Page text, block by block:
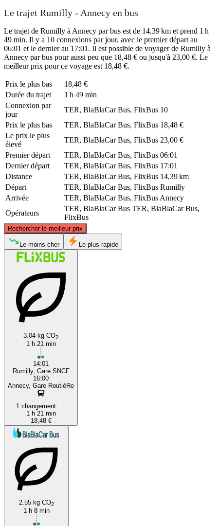
Le trajet Rumilly - Annecy en bus
Le trajet de Rumilly à Annecy par bus est de 14,39 km et prend 1 h
49 min. Il y a 10 connexions par jour, avec le premier départ au
06:01 et le dernier au 17:01. Il est possible de voyager de Rumilly à
Annecy par bus pour aussi peu que 18,48 € ou jusqu'à 23,00 €. Le
meilleur prix pour ce voyage est 18,48 €.
Prix ​​le plus bas
18,48 €
Durée du trajet
1 h 49 min
Connexion par
jour
TER, BlaBlaCar Bus, FlixBus 10
Prix ​​le plus bas
TER, BlaBlaCar Bus, FlixBus 18,48 €
Le prix le plus
élevé
TER, BlaBlaCar Bus, FlixBus 23,00 €
Premier départ
TER, BlaBlaCar Bus, FlixBus 06:01
Dernier départ
TER, BlaBlaCar Bus, FlixBus 17:01
Distance
TER, BlaBlaCar Bus, FlixBus 14,39 km
Départ
TER, BlaBlaCar Bus, FlixBus Rumilly
Arrivée
TER, BlaBlaCar Bus, FlixBus Annecy
Opérateurs
TER, BlaBlaCar Bus TER, BlaBlaCar Bus,
FlixBus
Rechercher le meilleur prix
Rumilly
Le moins cher Le plus rapide
3.04 kg CO2
1 h 21 min
14:01
Rumilly, Gare SNCF
16:00
Annecy, Gare RoutièRe
1 changement
1 h 21 min
18,48 €
2.55 kg CO2
1 h 8 min